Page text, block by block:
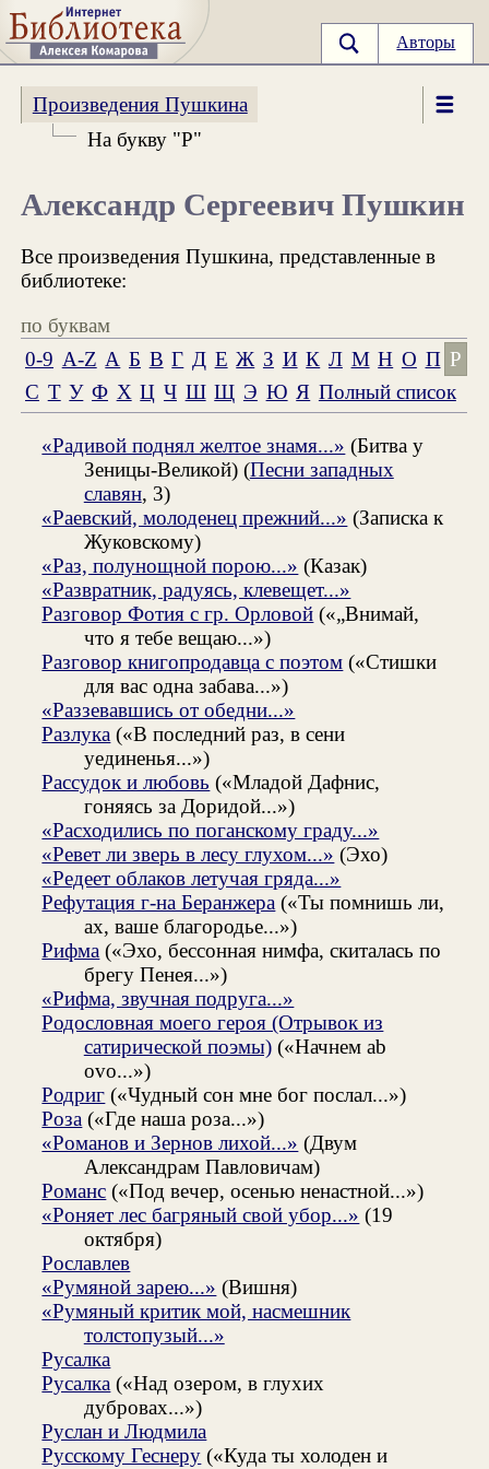
Авторы
Произведения Пушкина
На букву "Р"
Александр Сергеевич Пушкин
Все произведения Пушкина, представленные в
библиотеке:
по буквам
0-9 A-Z А Б В Г Д Е Ж З И К Л М Н О П Р
С Т У Ф Х Ц Ч Ш Щ Э Ю Я Полный список
«Радивой поднял желтое знамя...» (Битва у
Зеницы-Великой) (Песни западных
славян, 3)
«Раевский, молоденец прежний...» (Записка к
Жуковскому)
«Раз, полунощной порою...» (Казак)
«Развратник, радуясь, клевещет...»
Разговор Фотия с гр. Орловой («„Внимай,
что я тебе вещаю...»)
Разговор книгопродавца с поэтом («Стишки
для вас одна забава...»)
«Раззевавшись от обедни...»
Разлука («В последний раз, в сени
уединенья...»)
Рассудок и любовь («Младой Дафнис,
гоняясь за Доридой...»)
«Расходились по поганскому граду...»
«Ревет ли зверь в лесу глухом...» (Эхо)
«Редеет облаков летучая гряда...»
Рефутация г-на Беранжера («Ты помнишь ли,
ах, ваше благородье...»)
Рифма («Эхо, бессонная нимфа, скиталась по
брегу Пенея...»)
«Рифма, звучная подруга...»
Родословная моего героя (Отрывок из
сатирической поэмы)(«Начнем ab
ovo...»)
Родриг («Чудный сон мне бог послал...»)
Роза («Где наша роза...»)
«Романов и Зернов лихой...» (Двум
Александрам Павловичам)
Романс («Под вечер, осенью ненастной...»)
«Роняет лес багряный свой убор...» (19
октября)
Рославлев
«Румяной зарею...» (Вишня)
«Румяный критик мой, насмешник
толстопузый...»
Русалка
Русалка («Над озером, в глухих
дубровах...»)
Руслан и Людмила
Русскому Геснеру («Куда ты холоден и